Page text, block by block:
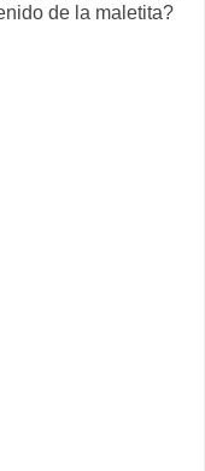
de la maletita?